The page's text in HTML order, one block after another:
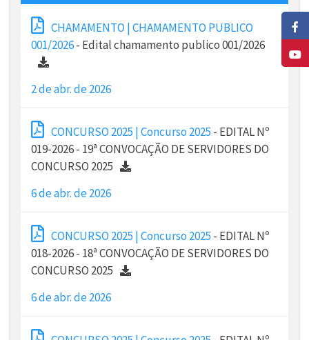
CHAMAMENTO | CHAMAMENTO PUBLICO
001/2026- Edital chamamento publico 001/2026
2 de abr. de 2026
CONCURSO 2025 | Concurso 2025 - EDITAL Nº
019-2026 - 19ª CONVOCAÇÃO DE SERVIDORES DO
CONCURSO 2025
6 de abr. de 2026
CONCURSO 2025 | Concurso 2025 - EDITAL Nº
018-2026 - 18ª CONVOCAÇÃO DE SERVIDORES DO
CONCURSO 2025
6 de abr. de 2026